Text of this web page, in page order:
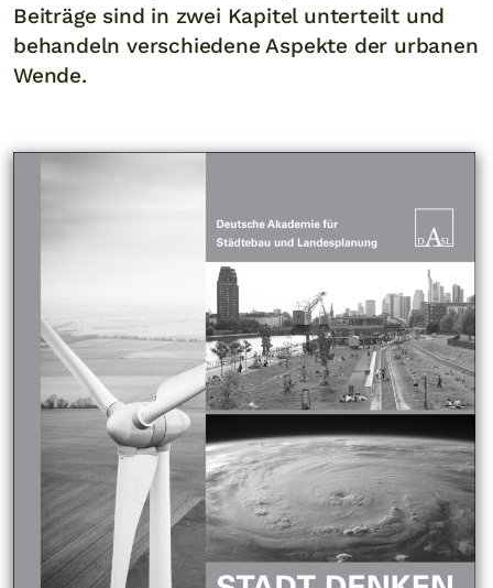
Beiträge sind in zwei Kapitel unterteilt und
behandeln verschiedene Aspekte der urbanen
Wende.